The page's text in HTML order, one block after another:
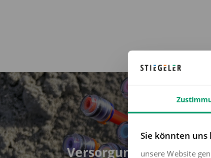
Versorgungsgebiet
Sie könnten uns
unsere Website